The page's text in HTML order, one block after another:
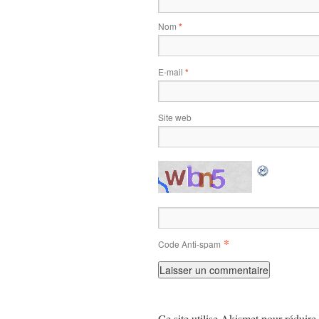
Nom *
E-mail *
Site web
Code Anti-spam *